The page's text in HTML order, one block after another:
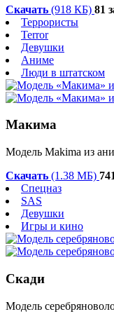
Скачать (918 КБ) 81
Террористы
Terror
Девушки
Аниме
Люди в штатском
Макима
Модель Makima из
Скачать (1.38 МБ)
Спецназ
SAS
Девушки
Игры и кино
Скади
Модель с